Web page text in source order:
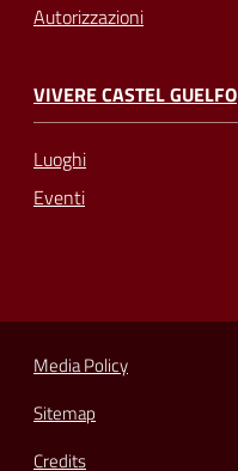
Autorizzazioni
VIVERE CASTEL GUELFO
Luoghi
Eventi
Media Policy
Sitemap
Credits